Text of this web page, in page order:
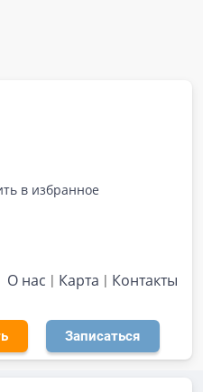
в избранное
О нас Карта Контакты
Записаться